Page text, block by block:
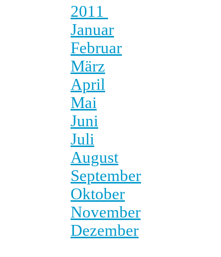
2011
Januar
Februar
März
April
Mai
Juni
Juli
August
September
Oktober
November
Dezember